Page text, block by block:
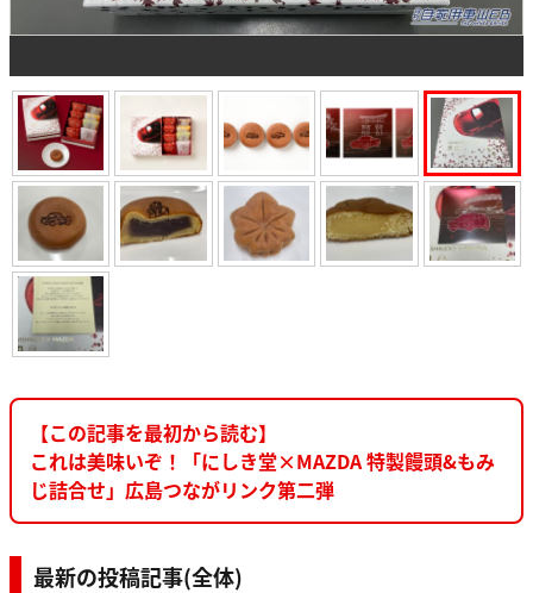
【この記事を最初から読む】
これは美味いぞ！「にしき堂×MAZDA 特製饅頭&もみ
じ詰合せ」広島つながリンク第二弾
最新の投稿記事(全体)